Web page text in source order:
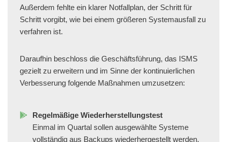
Außerdem fehlte ein klarer Notfallplan, der Schritt für
Schritt vorgibt, wie bei einem größeren Systemausfall zu
verfahren ist.
Daraufhin beschloss die Geschäftsführung, das ISMS
gezielt zu erweitern und im Sinne der kontinuierlichen
Verbesserung folgende Maßnahmen umzusetzen:
Regelmäßige Wiederherstellungstest
Einmal im Quartal sollen ausgewählte Systeme
vollständig aus Backups wiederhergestellt werden.